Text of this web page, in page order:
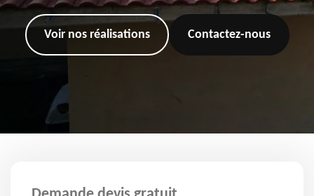
Voir nos réalisations Contactez-nous